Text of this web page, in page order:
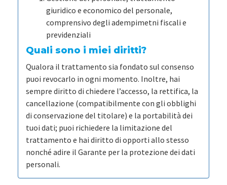
giuridico e economico del personale,
comprensivo degli adempimetni fiscali e
previdenziali
Quali sono i miei diritti?
Qualora il trattamento sia fondato sul consenso
puoi revocarlo in ogni momento. Inoltre, hai
sempre diritto di chiedere l’accesso, la rettifica, la
cancellazione (compatibilmente con gli obblighi
di conservazione del titolare) e la portabilità dei
tuoi dati; puoi richiedere la limitazione del
trattamento e hai diritto di opporti allo stesso
nonché adire il Garante per la protezione dei dati
personali.